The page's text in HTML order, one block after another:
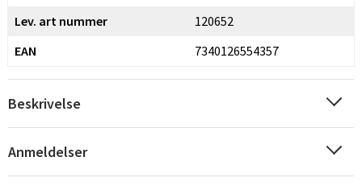
Sverige
Danmark
Lev. art nummer
120652
EAN
7340126554357
Beskrivelse
Anmeldelser